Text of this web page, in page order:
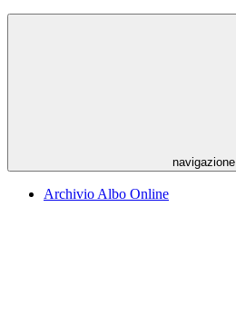
navigazione
Archivio Albo Online